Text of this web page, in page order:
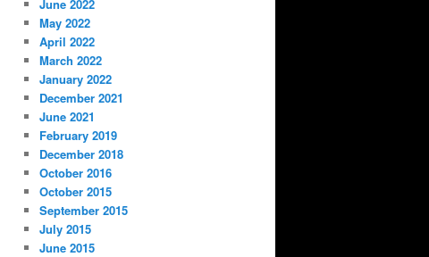
June 2022
May 2022
April 2022
March 2022
January 2022
December 2021
June 2021
February 2019
December 2018
October 2016
October 2015
September 2015
July 2015
June 2015